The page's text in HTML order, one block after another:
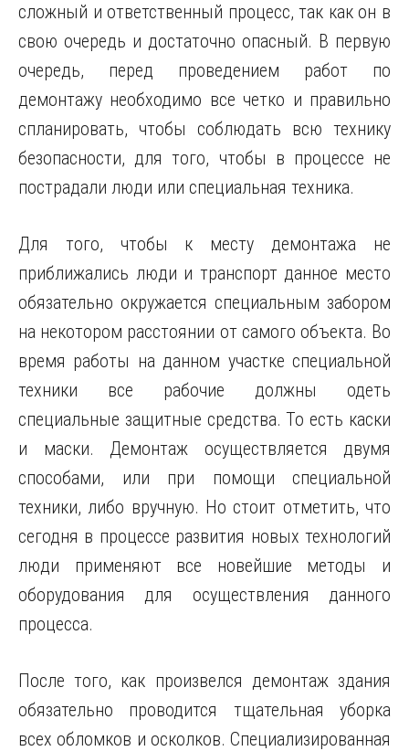
сложный и ответственный процесс, так как он в
свою очередь и достаточно опасный. В первую
очередь, перед проведением работ по
демонтажу необходимо все четко и правильно
спланировать, чтобы соблюдать всю технику
безопасности, для того, чтобы в процессе не
пострадали люди или специальная техника.
Для того, чтобы к месту демонтажа не
приближались люди и транспорт данное место
обязательно окружается специальным забором
на некотором расстоянии от самого объекта. Во
время работы на данном участке специальной
техники все рабочие должны одеть
специальные защитные средства. То есть каски
и маски. Демонтаж осуществляется двумя
способами, или при помощи специальной
техники, либо вручную. Но стоит отметить, что
сегодня в процессе развития новых технологий
люди применяют все новейшие методы и
оборудования для осуществления данного
процесса.
После того, как произвелся демонтаж здания
обязательно проводится тщательная уборка
всех обломков и осколков. Специализированная